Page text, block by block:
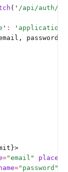
( ' /api/auth/
' : ' application/
password
="email"
="password"